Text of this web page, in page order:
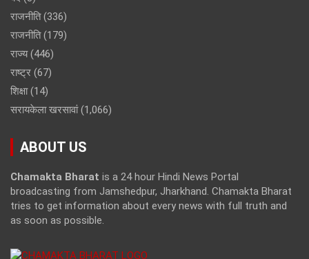
राजनीति(336)
राजनीति(179)
राज्य(446)
राष्ट्र (67)
शिक्षा(14)
सरायकेला खरसावां(1,066)
ABOUT US
Chamakta Bharat is a 24 hour Hindi News Portal
broadcasting from Jamshedpur, Jharkhand. Chamakta Bharat
tries to get information about every news with full truth and
as soon as possible.